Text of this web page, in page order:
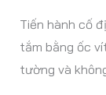
Tiến hành cố
tắm bằng ốc
tường và